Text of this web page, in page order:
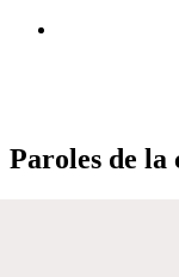
Paroles de la